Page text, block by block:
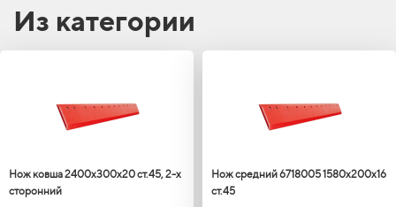
Из категории
Нож ковша 2400х300х20 ст.45, 2-х
сторонний
Нож средний 6718005 1580х200х16
ст.45